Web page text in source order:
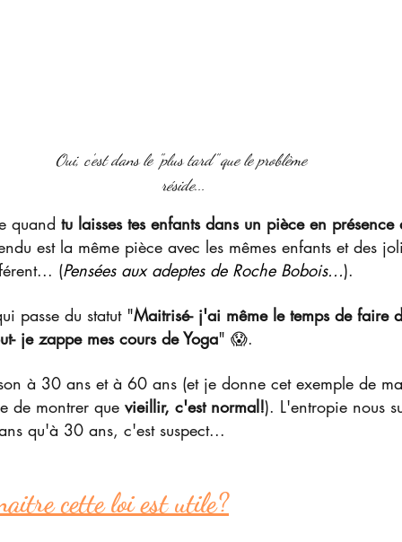
Oui, c'est dans le "plus tard" que le problème
réside...
quand tu laisses tes enfants dans un pièce en
est la même pièce avec les mêmes enfants et des
(Pensées aux adeptes de Roche Bobois...).
passe du statut "Maitrisé- j'ai même le temps de faire
je zappe mes cours de Yoga" 😱.
à 30 ans et à 60 ans (et je donne cet exemple de
de montrer que vieillir, c'est normal!). L'entropie nous
qu'à 30 ans, c'est suspect...
cette loi est utile?